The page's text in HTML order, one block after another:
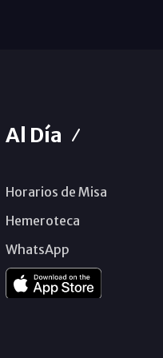
Al Día
Horarios de Misa
Hemeroteca
WhatsApp